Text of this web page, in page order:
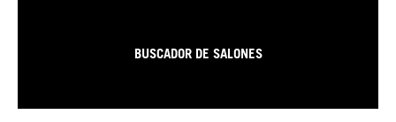
BUSCADOR DE SALONES